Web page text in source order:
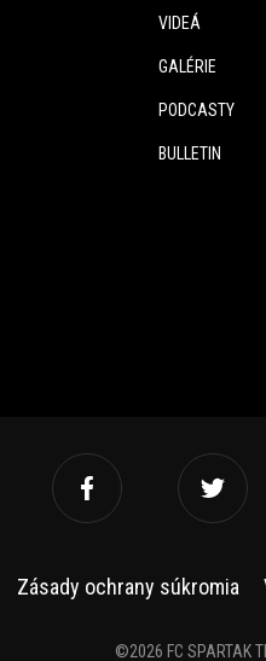
VIDEÁ
GALÉRIE
PODCASTY
BULLETIN
Zásady ochrany súkromia
©2026 FC SPARTAK